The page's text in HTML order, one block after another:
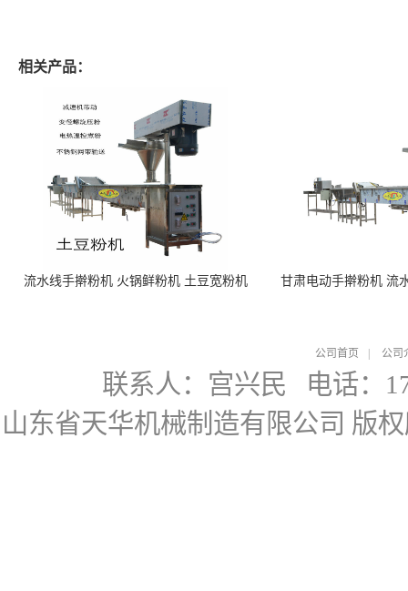
相关产品：
流水线手擀粉机 火锅鲜粉机 土豆宽粉机 甘肃电动手擀粉机 流
公司首页 公司
联系人：宫兴民 电话：
山东省天华机械制造有限公司 版